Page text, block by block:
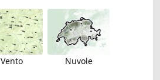
Vento Nuvole